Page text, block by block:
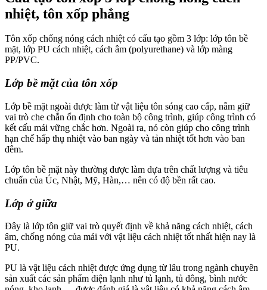
nhiệt, tôn xốp phẳng
Tôn xốp chống nóng cách nhiệt có cấu tạo gồm 3 lớp: lớp tôn bề
mặt, lớp PU cách nhiệt, cách âm (polyurethane) và lớp màng
PP/PVC.
Lớp bề mặt của tôn xốp
Lớp bề mặt ngoài được làm từ vật liệu tôn sóng cao cấp, nắm giữ
vai trò che chắn ổn định cho toàn bộ công trình, giúp công trình có
kết cấu mái vững chắc hơn. Ngoài ra, nó còn giúp cho công trình
hạn chế hấp thụ nhiệt vào ban ngày và tản nhiệt tốt hơn vào ban
đêm.
Lớp tôn bề mặt này thường được làm dựa trên chất lượng và tiêu
chuẩn của Úc, Nhật, Mỹ, Hàn,… nên có độ bền rất cao.
Lớp ở giữa
Đây là lớp tôn giữ vai trò quyết định về khả năng cách nhiệt, cách
âm, chống nóng của mái với vật liệu cách nhiệt tốt nhất hiện nay là
PU.
PU là vật liệu cách nhiệt được ứng dụng từ lâu trong ngành chuyên
sản xuất các sản phẩm điện lạnh như tủ lạnh, tủ đông, bình nước